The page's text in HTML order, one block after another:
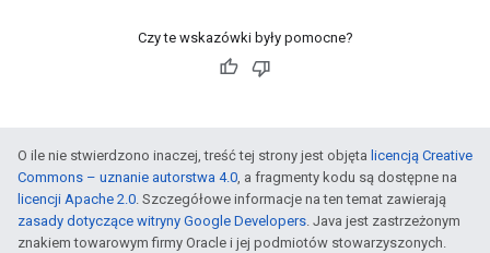
Czy te wskazówki były pomocne?
O ile nie stwierdzono inaczej, treść tej strony jest objęta licencją Creative
Commons – uznanie autorstwa 4.0, a fragmenty kodu są dostępne na
licencji Apache 2.0. Szczegółowe informacje na ten temat zawierają
zasady dotyczące witryny Google Developers. Java jest zastrzeżonym
znakiem towarowym firmy Oracle i jej podmiotów stowarzyszonych.